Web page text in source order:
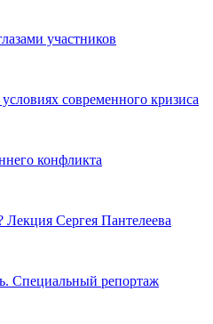
участников
современного кризиса
конфликта
Лекция Сергея Пантелеева
Специальный репортаж